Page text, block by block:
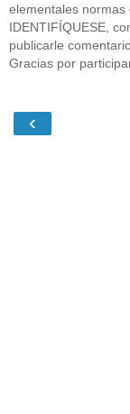
elementales normas
IDENTIFÍQUESE,
publicarle
Gracias por
‹